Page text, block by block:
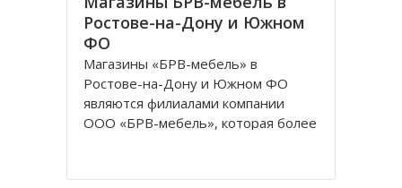
Ростове-на-Дону и Южном
ФО
Магазины «БРВ-мебель» в
Ростове-на-Дону и Южном ФО
являются филиалами компании
ООО «БРВ-мебель», которая более
производству высококачественной